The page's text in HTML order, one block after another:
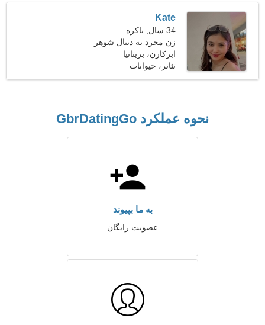
Kate
34 سال, باکره
زن مجرد به دنبال شوهر
ابرکارن، بریتانیا
تئاتر، حیوانات
نحوه عملکرد GbrDatingGo
به ما بپیوند
عضویت رایگان